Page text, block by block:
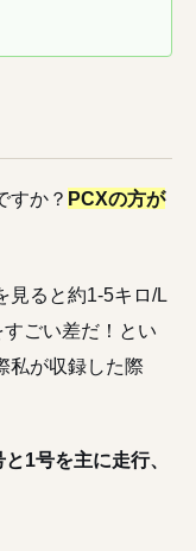
すか？ PCXの方が
見ると約1-5キロ/L
ごい差だ！とい
私が収録した際
1号を主に走行、